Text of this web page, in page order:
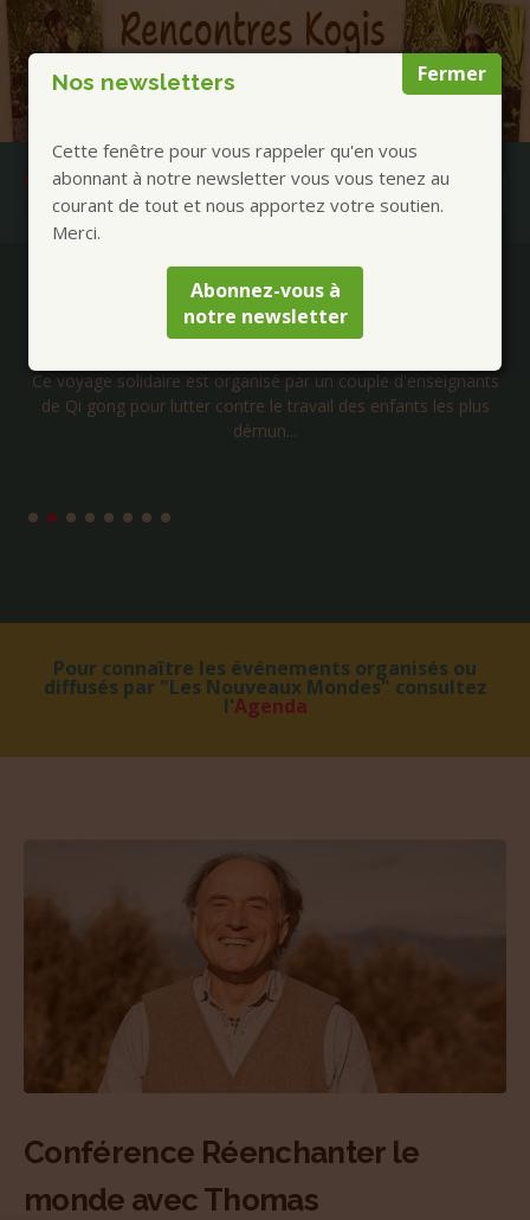
Fermer
Nos newsletters
Cette fenêtre pour vous rappeler qu'en vous
abonnant à notre newsletter vous vous tenez au
courant de tout et nous apportez votre soutien.
Merci.
Abonnez-vous à
notre newsletter
Publications à la Une !
Voyage solidaire au Cambodge – Janvier 2027
Ce voyage solidaire est organisé par un couple d'enseignants
de Qi gong pour lutter contre le travail des enfants les plus
démun...
Pour connaître les événements organisés ou
diffusés par "Les Nouveaux Mondes" consultez
l'Agenda
Conférence Réenchanter le
monde avec Thomas